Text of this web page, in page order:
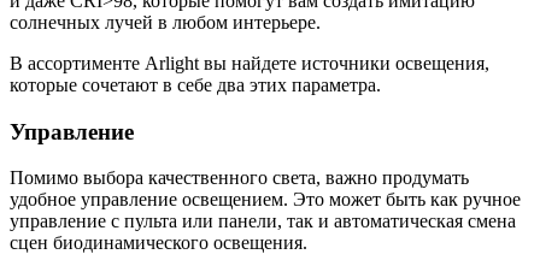
солнечных лучей в любом интерьере.
В ассортименте Arlight вы найдете источники освещения,
которые сочетают в себе два этих параметра.
Управление
Помимо выбора качественного света, важно продумать
удобное управление освещением. Это может быть как ручное
управление с пульта или панели, так и автоматическая смена
сцен биодинамического освещения.